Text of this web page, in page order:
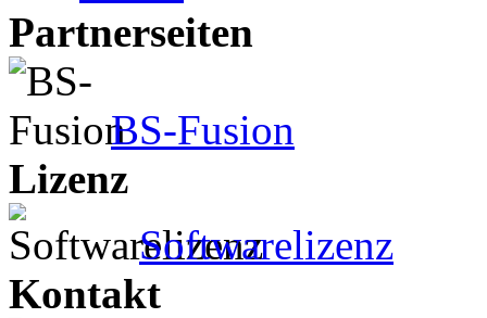
Partnerseiten
BS-Fusion
Lizenz
Softwarelizenz
Kontakt